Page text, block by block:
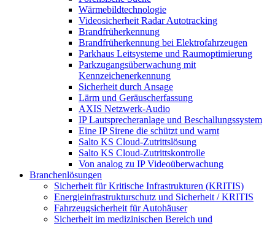
Wärmebildtechnologie
Videosicherheit Radar Autotracking​
Brandfrüherkennung
Brandfrüherkennung bei Elektrofahrzeugen
Parkhaus Leitsysteme und Raumoptimierung
Parkzugangsüberwachung mit
Kennzeichenerkennung
Sicherheit durch Ansage
Lärm und Geräuscherfassung
AXIS Netzwerk-Audio
IP Lautsprecheranlage und Beschallungssystem
Eine IP Sirene die schützt und warnt
Salto KS Cloud-Zutrittslösung
Salto KS Cloud-Zutrittskontrolle
Von analog zu IP Videoüberwachung
Branchenlösungen
Sicherheit für Kritische Infrastrukturen (KRITIS)
Energieinfrastrukturschutz und Sicherheit / KRITIS
Fahrzeugsicherheit für Autohäuser
Sicherheit im medizinischen Bereich und